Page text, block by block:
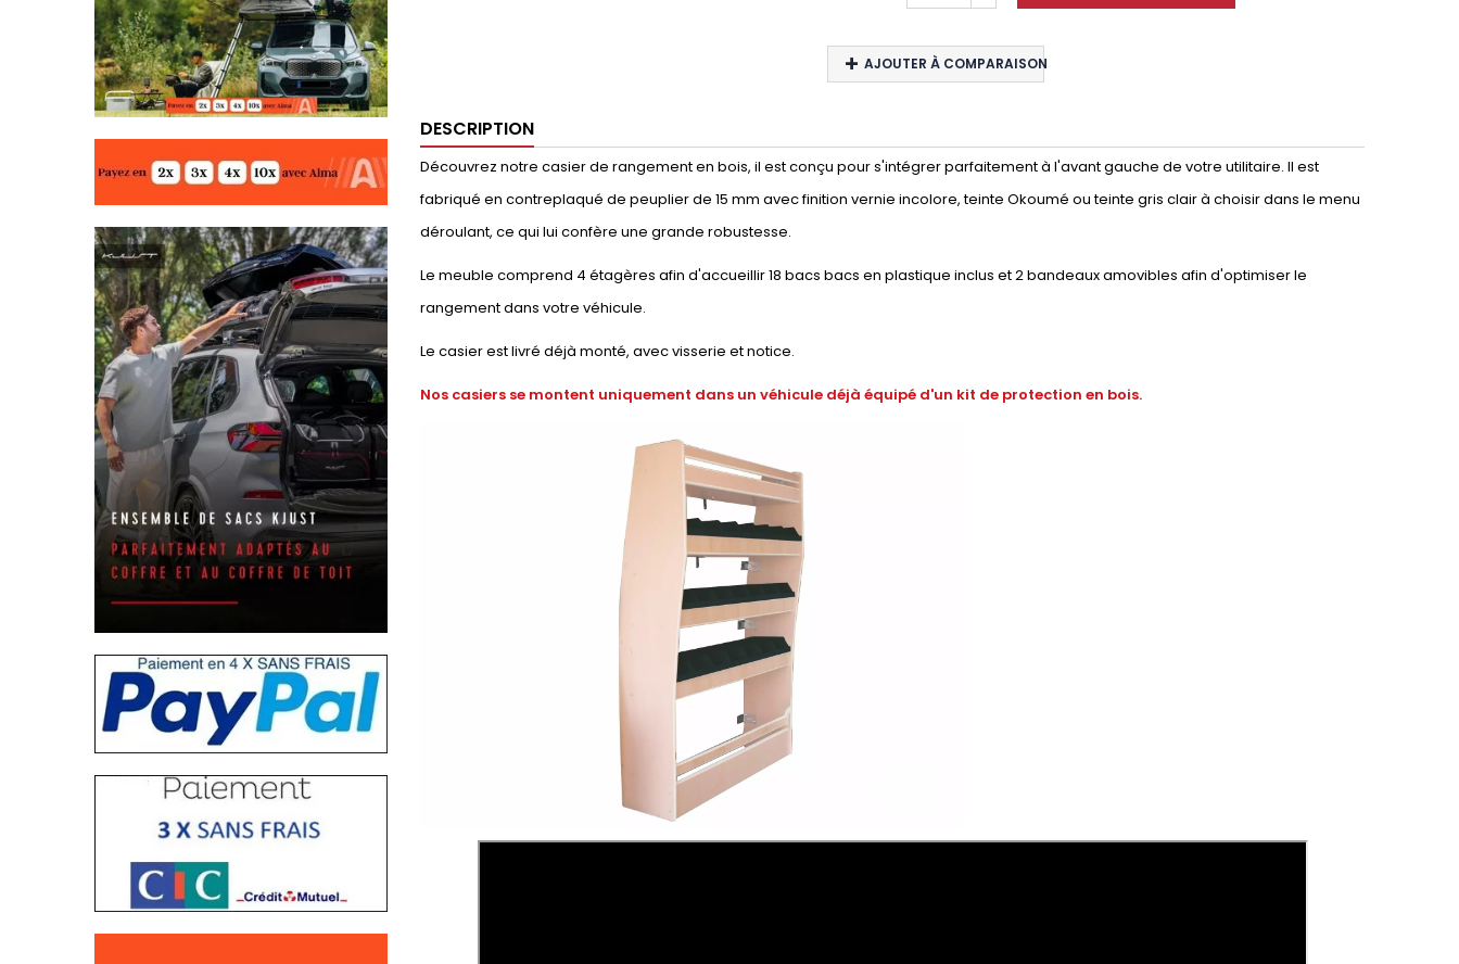
AJOUTER À COMPARAISON
DESCRIPTION
Découvrez notre casier de rangement en bois, il est conçu pour s'intégrer parfaitement à l'avant gauche de votre utilitaire. Il est
fabriqué en contreplaqué de peuplier de 15 mm avec finition vernie incolore, teinte Okoumé ou teinte gris clair à choisir dans le menu
déroulant, ce qui lui confère une grande robustesse.
Le meuble comprend 4 étagères afin d'accueillir 18 bacs bacs en plastique inclus et 2 bandeaux amovibles afin d'optimiser le
rangement dans votre véhicule.
Le casier est livré déjà monté, avec visserie et notice.
Nos casiers se montent uniquement dans un véhicule déjà équipé d'un kit de protection en bois.